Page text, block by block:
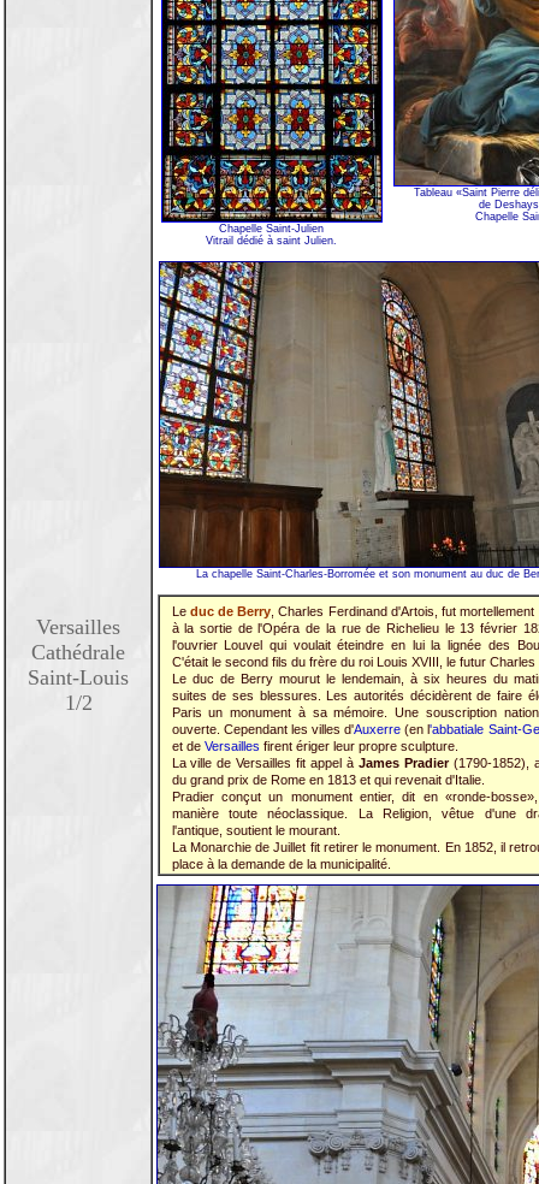
Versailles
Cathédrale
Saint-Louis
1/2
Chapelle Saint-Julien
Vitrail dédié à saint Julien.
Tableau «Saint Pierre
de
Chapelle
La chapelle Saint-Charles-Borromée et son monument au duc de
Le duc de Berry , Charles Ferdinand d'Artois, fut mortellement
à la sortie de l'Opéra de la rue de Richelieu le 13 février
l'ouvrier Louvel qui voulait éteindre en lui la lignée des
C'était le second fils du frère du roi Louis XVIII, le futur Charles
Le duc de Berry mourut le lendemain, à six heures du
suites de ses blessures. Les autorités décidèrent de faire
Paris un monument à sa mémoire. Une souscription
ouverte. Cependant les villes d'Auxerre (en l'abbatiale Saint-
et de Versailles firent ériger leur propre sculpture.
La ville de Versailles fit appel à James Pradier(1790-1852),
du grand prix de Rome en 1813 et qui revenait d'Italie.
Pradier conçut un monument entier, dit en «ronde-
manière toute néoclassique. La Religion, vêtue d'une
l'antique, soutient le mourant.
La Monarchie de Juillet fit retirer le monument. En 1852, il
place à la demande de la municipalité.